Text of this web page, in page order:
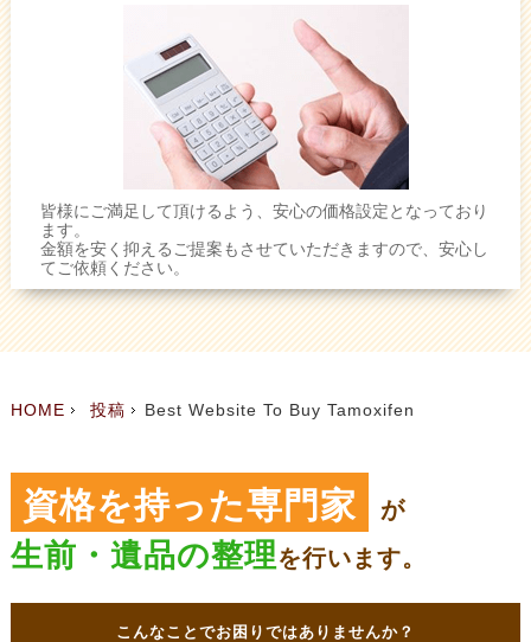
皆様にご満足して頂けるよう、安心の価格設定となっており
ます。
金額を安く抑えるご提案もさせていただきますので、安心し
てご依頼ください。
HOME 投稿 Best Website To Buy Tamoxifen
資格を持った専門家 が
生前・遺品の整理を行います。
こんなことでお困りではありませんか？